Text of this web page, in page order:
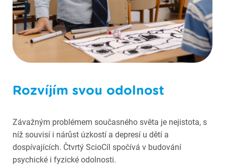
Rozvíjím svou odolnost
Závažným problémem současného světa je nejistota, s
níž souvisí i nárůst úzkostí a depresí u dětí a
dospívajících. Čtvrtý ScioCíl spočívá v budování
psychické i fyzické odolnosti.